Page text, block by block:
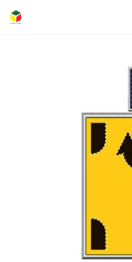
პროდუქციის კატალოგი